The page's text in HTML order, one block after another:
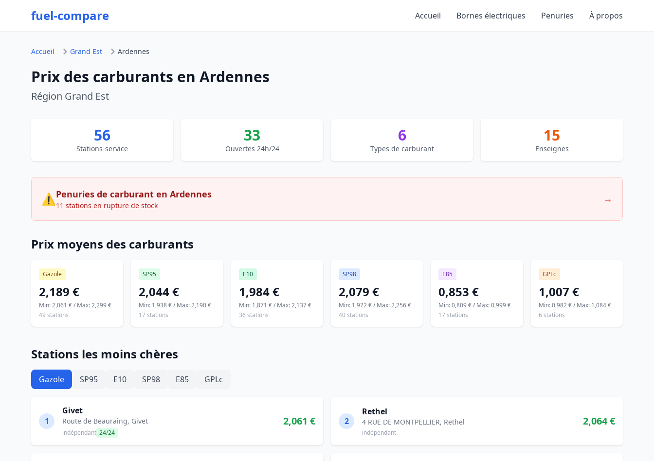
fuel-compare Accueil Bornes électriques Penuries À propos
Accueil Grand Est Ardennes
Prix des carburants en Ardennes
Région Grand Est
56
Stations-service
33
Ouvertes 24h/24
6
Types de carburant
15
Enseignes
⚠Penuries de carburant en Ardennes
11 stations en rupture de stock
→
Prix moyens des carburants
Gazole
2,189 €
Min: 2,061 € / Max: 2,299 €
49 stations
SP95
2,044 €
Min: 1,938 € / Max: 2,190 €
17 stations
E10
1,984 €
Min: 1,871 € / Max: 2,137 €
36 stations
SP98
2,079 €
Min: 1,972 € / Max: 2,256 €
40 stations
E85
0,853 €
Min: 0,809 € / Max: 0,999 €
17 stations
GPLc
1,007 €
Min: 0,982 € / Max: 1,084 €
6 stations
Stations les moins chères
Gazole SP95 E10 SP98 E85 GPLc
1
Givet
Route de Beauraing, Givet
indépendant 24/24
2,061 € 2
Rethel
4 RUE DE MONTPELLIER, Rethel
indépendant
2,064 €